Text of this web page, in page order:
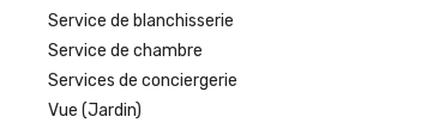
Service de blanchisserie
Service de chambre
Services de conciergerie
Vue (Jardin)